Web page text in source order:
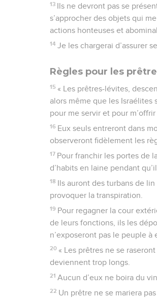
13 Ils ne devront pas se
s’approcher des objets qui
actions honteuses et
14 Je les chargerai d’assurer
Règles pour les
15 « Les prêtres-lévites,
alors même que les
pour me servir et pour
16 Eux seuls entreront dans
observeront fidèlement les
17 Pour franchir les portes de
d’habits en laine pendant
18 Ils auront des turbans de
provoquer la transpiration.
19 Pour regagner la cour
de leurs fonctions, ils les
n’exposeront pas le peuple à
20 « Les prêtres ne se
deviennent trop longs.
21 Aucun d’eux ne boira du
22 Un prêtre ne se mariera